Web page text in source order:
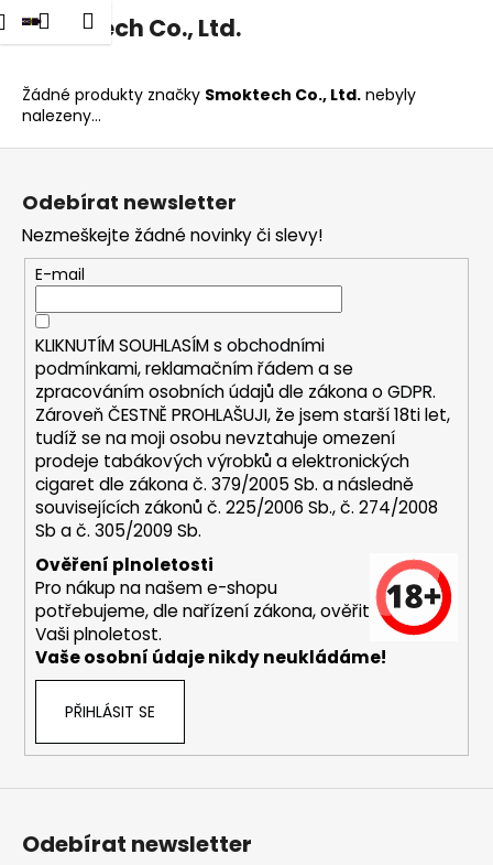
Přejít
na
Přihlášení
Nákupní
Menu
Smoktech Co., Ltd.
Žádné produkty značky Smoktech Co., Ltd. nebyly
nalezeny...
K
o
C
o
o
t
ř
e
b
u
e
e
n
a
?
D
Odebírat newsletter
Nezmeškejte žádné novinky či slevy!
E-mail
KLIKNUTÍM SOUHLASÍM s obchodními
podmínkami,reklamačním řádem a se
zpracováním osobních údajů dle zákona oGDPR.
Zároveň ČESTNĚ PROHLAŠUJI, že jsem starší 18ti let,
tudíž se na moji osobu nevztahuje omezení
prodeje tabákových výrobků a elektronických
cigaret dle zákona č. 379/2005 Sb. a následně
souvisejících zákonů č. 225/2006 Sb., č. 274/2008
Sb a č. 305/2009 Sb.
Ověření plnoletosti
Pro nákup na našem e-shopu
potřebujeme, dle nařízení zákona, ověřit
Vaši plnoletost.
Vaše osobní údaje nikdy neukládáme!
PŘIHLÁSIT SE
Odebírat newsletter